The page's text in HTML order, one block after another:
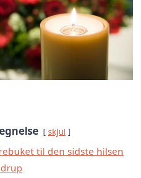
skjul
til den sidste hilsen